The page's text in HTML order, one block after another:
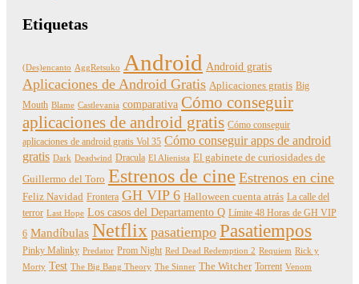
Etiquetas
(Des)encanto AggRetsuko Android Android gratis
Aplicaciones de Android Gratis Aplicaciones gratis Big
Mouth Blame Castlevania comparativa Cómo conseguir
aplicaciones de android gratis Cómo conseguir
aplicaciones de android gratis Vol 35 Cómo conseguir apps de android
gratis Dark Deadwind Dracula El Alienista El gabinete de curiosidades de
Guillermo del Toro Estrenos de cine Estrenos en cine
Feliz Navidad Frontera GH VIP 6 Halloween cuenta atrás La calle del
terror Last Hope Los casos del Departamento Q Límite 48 Horas de GH VIP
6 Mandíbulas Netflix pasatiempo Pasatiempos
Pinky Malinky Predator Prom Night Red Dead Redemption 2 Requiem Rick y
Morty Test The Big Bang Theory The Sinner The Witcher Torrent Venom